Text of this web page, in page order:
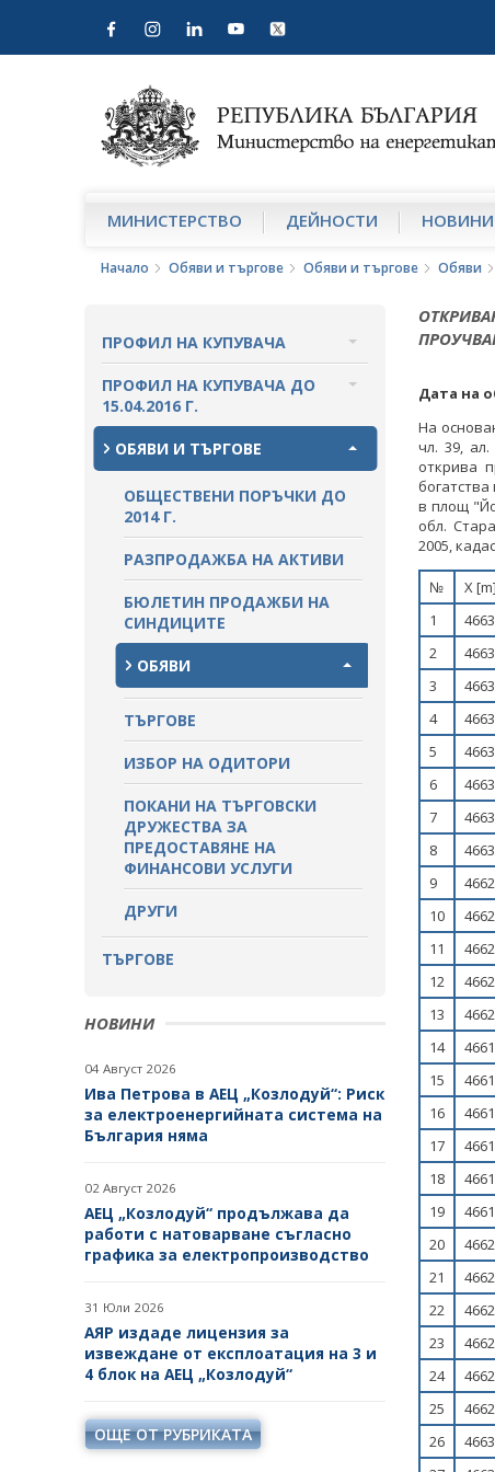
МИНИСТЕРСТВО ДЕЙНОСТИ НОВИНИ
Начало Обяви и търгове Обяви и търгове Обяви
ПРОФИЛ НА КУПУВАЧА
ВЪТРЕШНИ ПРАВИЛА И
ДОКУМЕНТИ
ПРОЦЕДУРИ
СЪБИРАНЕ НА ОФЕРТИ С ОБЯВИ
ПАЗАРНИ КОНСУЛТАЦИИ
СТАНОВИЩА НА АОП
ОБЯВЛЕНИЯ ЗА ПРЕДВАРИТЕЛНА
ИНФОРМАЦИЯ
ПРОФИЛ НА КУПУВАЧА ДО
15.04.2016 Г.
ВЪТРЕШНИ ПРАВИЛА И
ДОКУМЕНТИ
ПРОЦЕДУРИ
ПУБЛИЧНИ ПОКАНИ
ПОКАНИ
ОБЯВЛЕНИЯ ЗА ПРЕДВАРИТЕЛНА
ИНФОРМАЦИЯ
ПРЕДВАРИТЕЛЕН КОНТРОЛ
СТАНОВИЩА НА АОП ПО
ЗАПИТВАНИЯ
ОБЯВИ И ТЪРГОВЕ
ОБЩЕСТВЕНИ ПОРЪЧКИ ДО
2014 Г.
РАЗПРОДАЖБА НА АКТИВИ
БЮЛЕТИН ПРОДАЖБИ НА
СИНДИЦИТЕ
ОБЯВИ
ТЪРГОВЕ
ИЗБОР НА ОДИТОРИ
ПОКАНИ НА ТЪРГОВСКИ
ДРУЖЕСТВА ЗА
ПРЕДОСТАВЯНЕ НА
ФИНАНСОВИ УСЛУГИ
ДРУГИ
ТЪРГОВЕ
НОВИНИ
04 Август 2026
Ива Петрова в АЕЦ „Козлодуй“: Риск
за електроенергийната система на
България няма
02 Август 2026
АЕЦ „Козлодуй“ продължава да
работи с натоварване съгласно
графика за електропроизводство
31 Юли 2026
АЯР издаде лицензия за
извеждане от експлоатация на 3 и
4 блок на АЕЦ „Козлодуй“
ОЩЕ ОТ РУБРИКАТА
Дата на
На
чл. 39,
открива
в площ
обл.
2005,
№ Х [m]
1
2
3
4
5
6
7
8
9
10
11
12
13
14
15
16
17
18
19
20
21
22
23
24
25
26